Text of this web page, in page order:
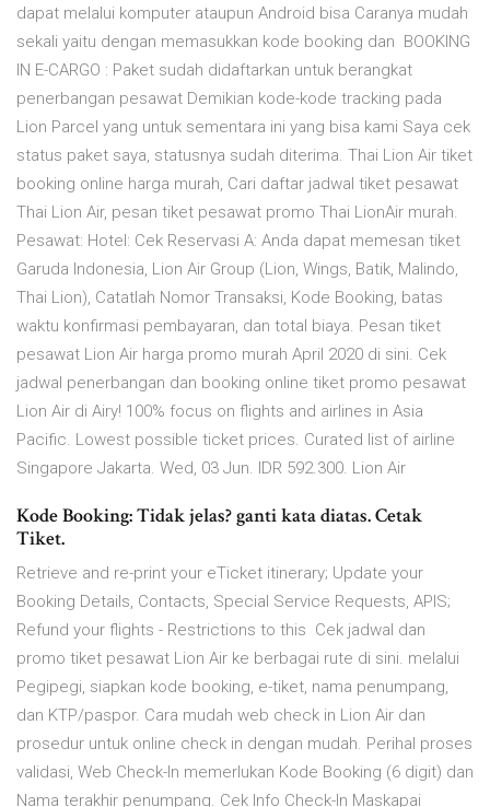
dapat melalui komputer ataupun Android bisa Caranya mudah
sekali yaitu dengan memasukkan kode booking dan BOOKING
IN E-CARGO : Paket sudah didaftarkan untuk berangkat
penerbangan pesawat Demikian kode-kode tracking pada
Lion Parcel yang untuk sementara ini yang bisa kami Saya cek
status paket saya, statusnya sudah diterima. Thai Lion Air tiket
booking online harga murah, Cari daftar jadwal tiket pesawat
Thai Lion Air, pesan tiket pesawat promo Thai LionAir murah.
Pesawat: Hotel: Cek Reservasi A: Anda dapat memesan tiket
Garuda Indonesia, Lion Air Group (Lion, Wings, Batik, Malindo,
Thai Lion), Catatlah Nomor Transaksi, Kode Booking, batas
waktu konfirmasi pembayaran, dan total biaya. Pesan tiket
pesawat Lion Air harga promo murah April 2020 di sini. Cek
jadwal penerbangan dan booking online tiket promo pesawat
Lion Air di Airy! 100% focus on flights and airlines in Asia
Pacific. Lowest possible ticket prices. Curated list of airline
Singapore Jakarta. Wed, 03 Jun. IDR 592.300. Lion Air
Kode Booking: Tidak jelas? ganti kata diatas. Cetak
Tiket.
Retrieve and re-print your eTicket itinerary; Update your
Booking Details, Contacts, Special Service Requests, APIS;
Refund your flights - Restrictions to this Cek jadwal dan
promo tiket pesawat Lion Air ke berbagai rute di sini. melalui
Pegipegi, siapkan kode booking, e-tiket, nama penumpang,
dan KTP/paspor. Cara mudah web check in Lion Air dan
prosedur untuk online check in dengan mudah. Perihal proses
validasi, Web Check-In memerlukan Kode Booking (6 digit) dan
Nama terakhir penumpang. Cek Info Check-In Maskapai